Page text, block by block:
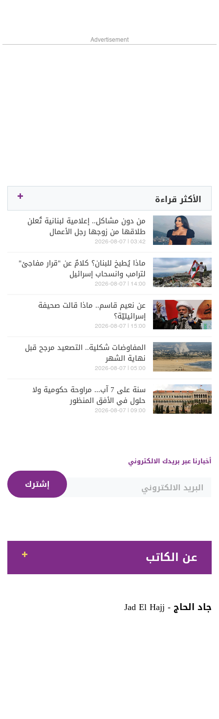
Advertisement
الأكثر قراءة
من دون مشاكل.. إعلامية لبنانية تُعلن
طلاقها من زوجها رجل الأعمال
03:42 | 2026-08-07
ماذا يُطبخ للبنان؟ كلامٌ عن "قرار مفاجئ"
لترامب وانسحاب إسرائيل
14:00 | 2026-08-07
عن نعيم قاسم.. ماذا قالت صحيفة
إسرائيليّة؟
15:00 | 2026-08-07
المفاوضات شكلية.. التصعيد مرجح قبل
نهاية الشهر
05:00 | 2026-08-07
سنة على 7 آب... مراوحة حكومية ولا
حلول في الأفق المنظور
09:00 | 2026-08-07
أخبارنا عبر بريدك الالكتروني
إشترك
عن الكاتب
جاد الحاج - Jad El Hajj